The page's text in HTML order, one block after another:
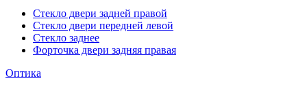
Стекло двери задней правой
Стекло двери передней левой
Стекло заднее
Форточка двери задняя правая
Оптика